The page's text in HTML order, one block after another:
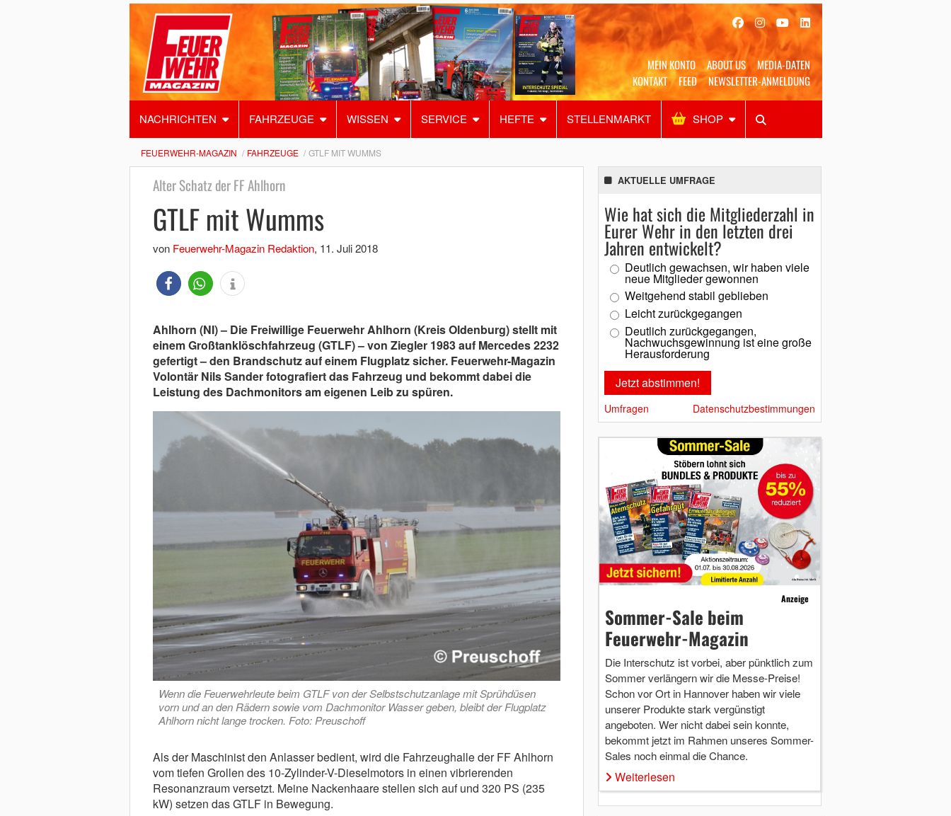
MEIN KONTO ABOUT US
MEDIA-DATEN
KONTAKT
FEED NEWSLETTER-ANMELDUNG
NACHRICHTEN FAHRZEUGE WISSEN SERVICE HEFTE STELLENMARKT SHOP
Alles Shop SUCHEN
FEUERWEHR-MAGAZIN FAHRZEUGE GTLF MIT WUMMS
Alter Schatz der FF Ahlhorn
GTLF mit Wumms
von Feuerwehr-Magazin Redaktion, 11. Juli 2018
Ahlhorn (NI) – Die Freiwillige Feuerwehr Ahlhorn (Kreis Oldenburg) stellt mit
einem Großtanklöschfahrzeug (GTLF) – von Ziegler 1983 auf Mercedes 2232
gefertigt – den Brandschutz auf einem Flugplatz sicher. Feuerwehr-Magazin
Volontär Nils Sander fotografiert das Fahrzeug und bekommt dabei die
Leistung des Dachmonitors am eigenen Leib zu spüren.
Wenn die Feuerwehrleute beim GTLF von der Selbstschutzanlage mit Sprühdüsen
vorn und an den Rädern sowie vom Dachmonitor Wasser geben, bleibt der Flugplatz
Ahlhorn nicht lange trocken. Foto: Preuschoff
Als der Maschinist den Anlasser bedient, wird die Fahrzeughalle der FF Ahlhorn
vom tiefen Grollen des 10-Zylinder-V-Dieselmotors in einen vibrierenden
Resonanzraum versetzt. Meine Nackenhaare stellen sich auf und 320 PS (235
kW) setzen das GTLF in Bewegung.
AKTUELLE UMFRAGE
Wie hat sich die Mitgliederzahl in
Eurer Wehr in den letzten drei
Jahren entwickelt?
Deutlich gewachsen, wir haben viele
neue Mitglieder gewonnen
Weitgehend stabil geblieben
Leicht zurückgegangen
Deutlich zurückgegangen,
Nachwuchsgewinnung ist eine große
Herausforderung
Umfragen Datenschutzbestimmungen
Anzeige
Sommer-Sale beim
Feuerwehr-Magazin
Die Interschutz ist vorbei, aber pünktlich zum
Sommer verlängern wir die Messe-Preise!
Schon vor Ort in Hannover haben wir viele
unserer Produkte stark vergünstigt
angeboten. Wer nicht dabei sein konnte,
bekommt jetzt im Rahmen unseres Sommer-
Sales noch einmal die Chance.
Weiterlesen